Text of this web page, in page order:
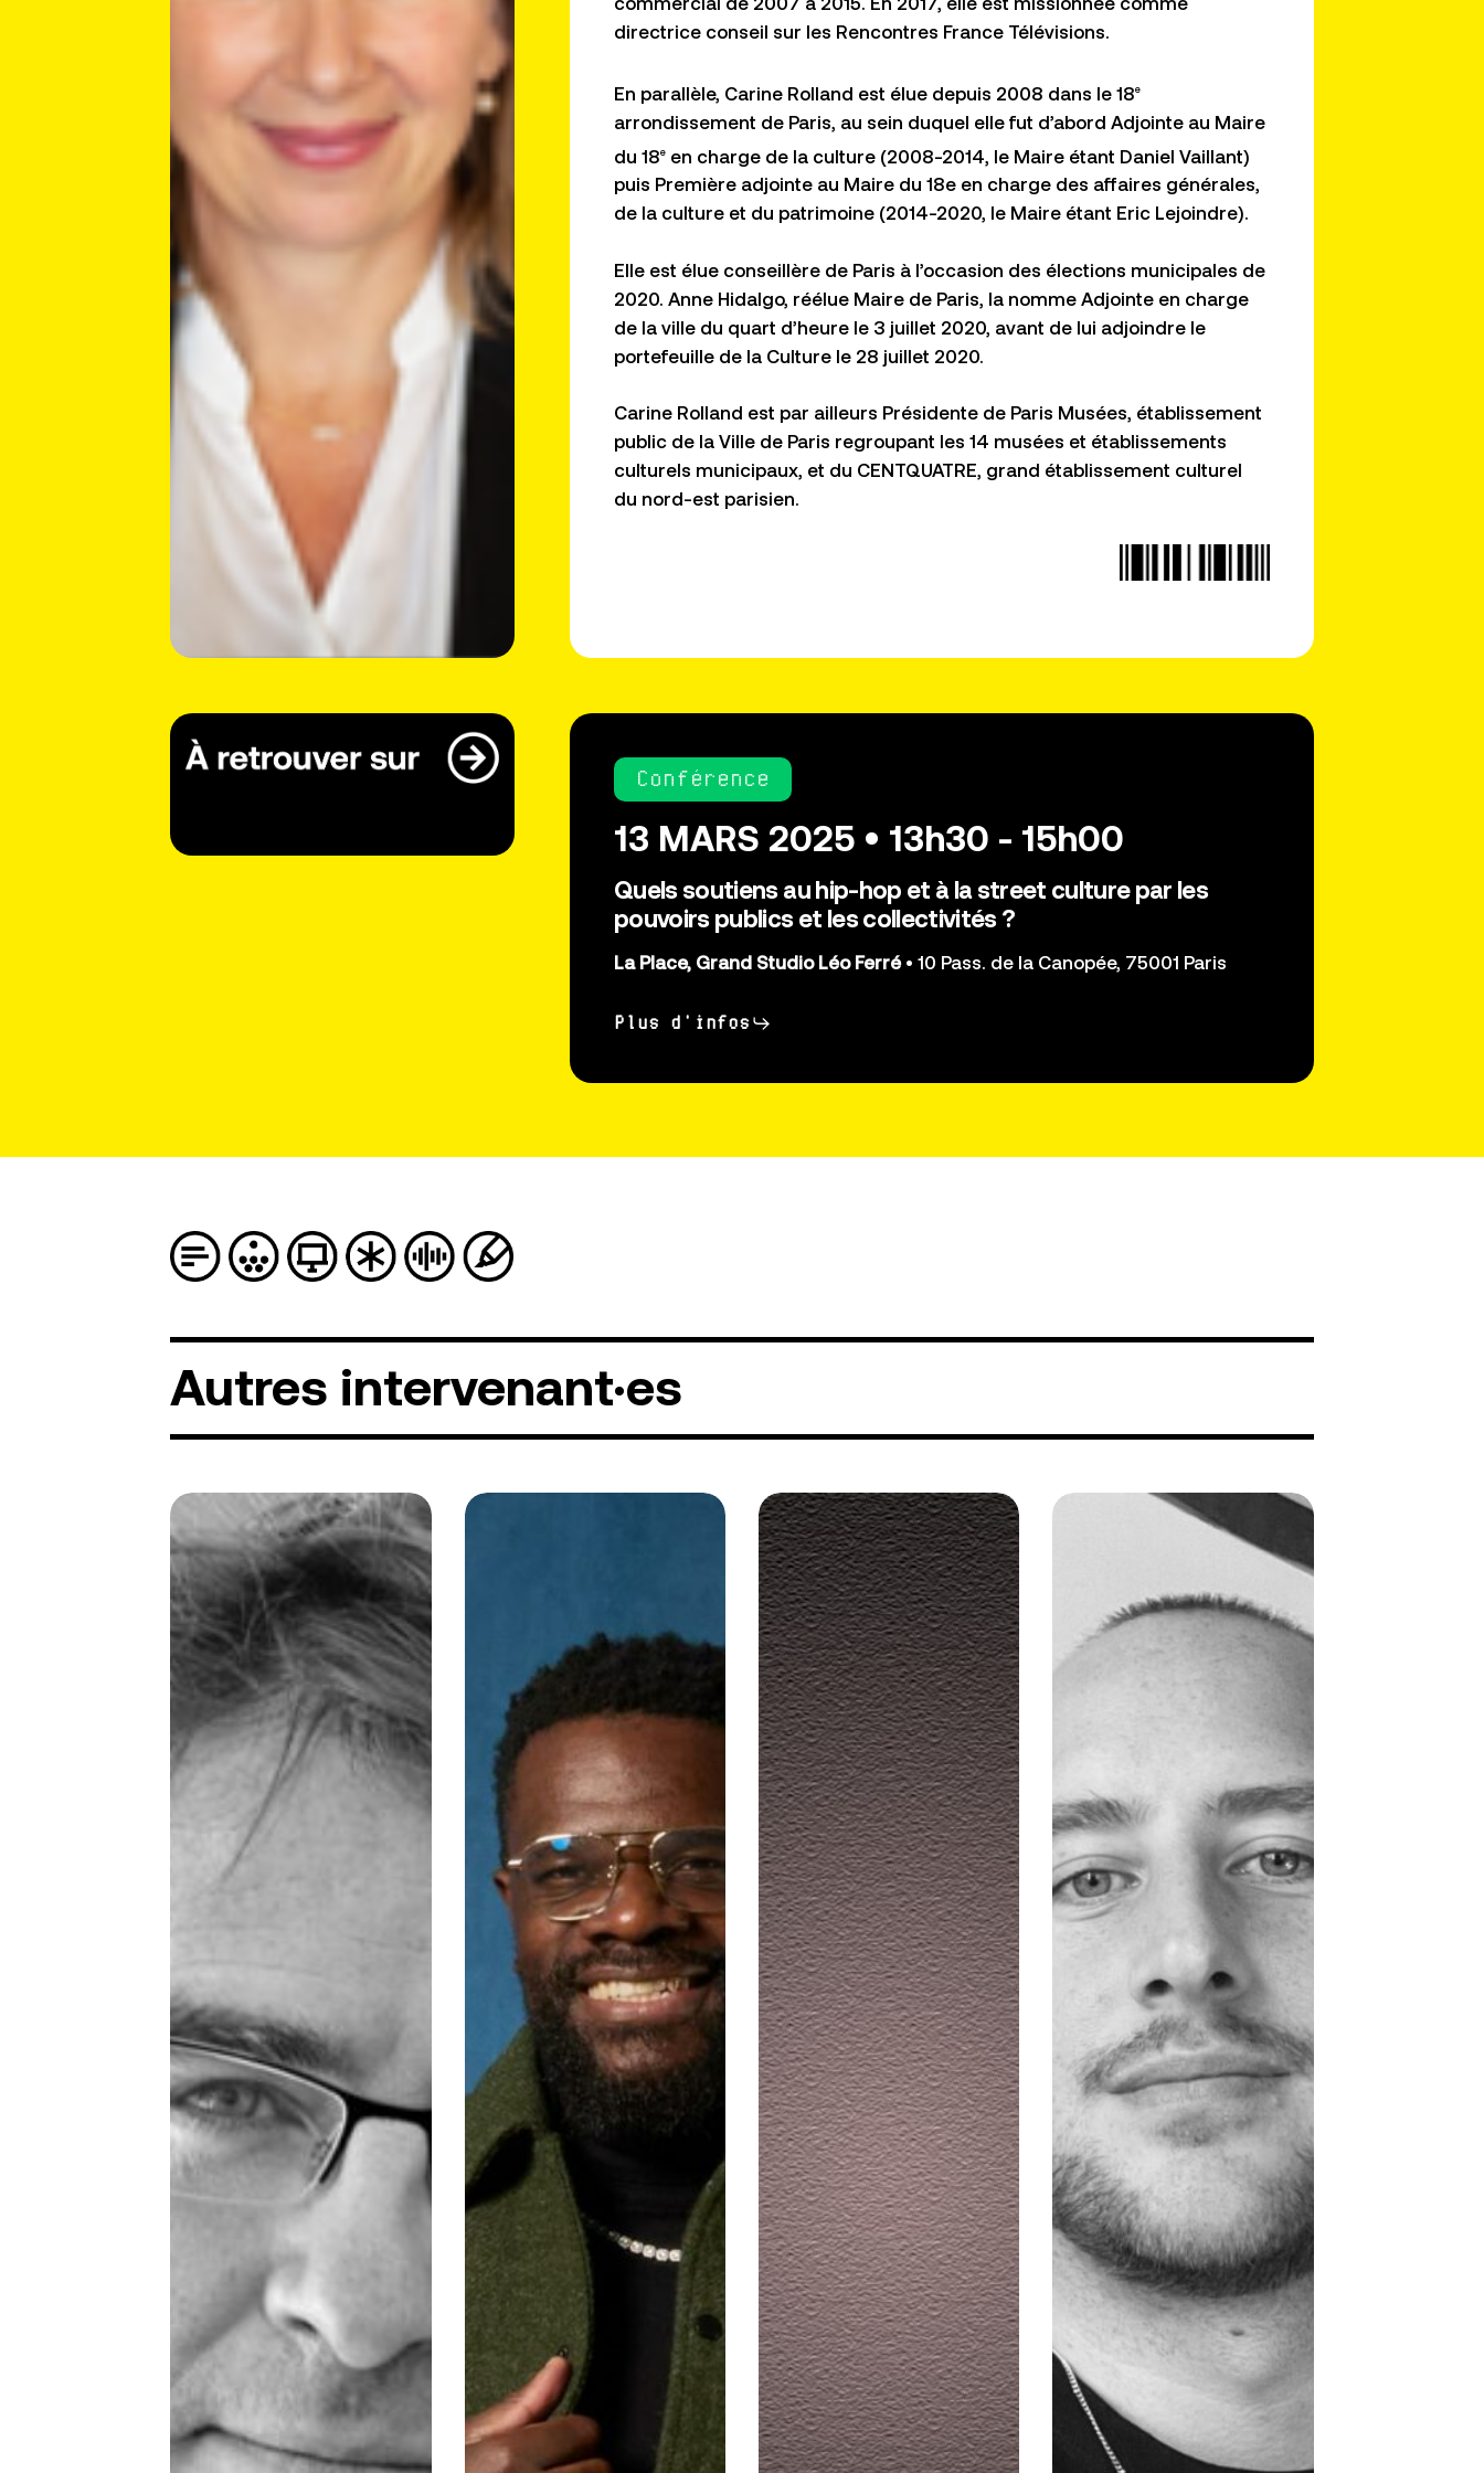
commercial de 2007 à 2015. En 2017, elle est missionnée comme
directrice conseil sur les Rencontres France Télévisions.
En parallèle, Carine Rolland est élue depuis 2008 dans le 18e
arrondissement de Paris, au sein duquel elle fut d’abord Adjointe au Maire
du 18e
en charge de la culture (2008-2014, le Maire étant Daniel Vaillant)
puis Première adjointe au Maire du 18e en charge des affaires générales,
de la culture et du patrimoine (2014-2020, le Maire étant Eric Lejoindre).
Elle est élue conseillère de Paris à l’occasion des élections municipales de
2020. Anne Hidalgo, réélue Maire de Paris, la nomme Adjointe en charge
de la ville du quart d’heure le 3 juillet 2020, avant de lui adjoindre le
portefeuille de la Culture le 28 juillet 2020.
Carine Rolland est par ailleurs Présidente de Paris Musées, établissement
public de la Ville de Paris regroupant les 14 musées et établissements
culturels municipaux, et du CENTQUATRE, grand établissement culturel
du nord-est parisien.
Conférence
13 MARS 2025 • 13h30 - 15h00
Quels soutiens au hip-hop et à la street culture par les
pouvoirs publics et les collectivités ?
La Place, Grand Studio Léo Ferré • 10 Pass. de la Canopée, 75001 Paris
Plus d'infos
Autres intervenant·es
Franck
Bauchard
Chris
Marion
Motin
Vivien